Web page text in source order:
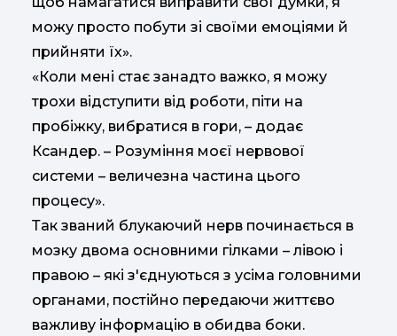
можу просто побути зі своїми емоціями й
прийняти їх».
«Коли мені стає занадто важко, я можу
трохи відступити від роботи, піти на
пробіжку, вибратися в гори, – додає
Ксандер. – Розуміння моєї нервової
системи – величезна частина цього
процесу».
Так званий блукаючий нерв починається в
мозку двома основними гілками – лівою і
правою – які з'єднуються з усіма головними
органами, постійно передаючи життєво
важливу інформацію в обидва боки.